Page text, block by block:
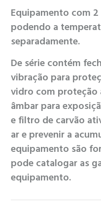
Equipamento com
podendo a
separadamente.
De série contém
vibração para
vidro com proteção
âmbar para
e filtro de carvão
ar e prevenir a
equipamento são
pode catalogar as
equipamento.